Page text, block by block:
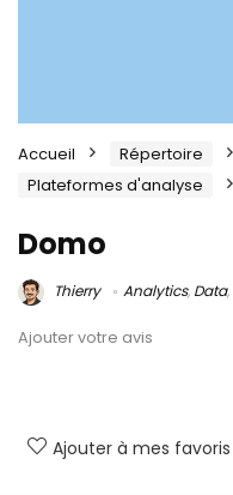
Accueil Répertoire
Plateformes d'analyse
Domo
Thierry Analytics, Data,
Ajouter votre avis
Ajouter à mes favoris